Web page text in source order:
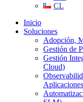
CL
Inicio
Soluciones
Adopción,
Gestión de
Gestión
Cloud)
Aplicaciones